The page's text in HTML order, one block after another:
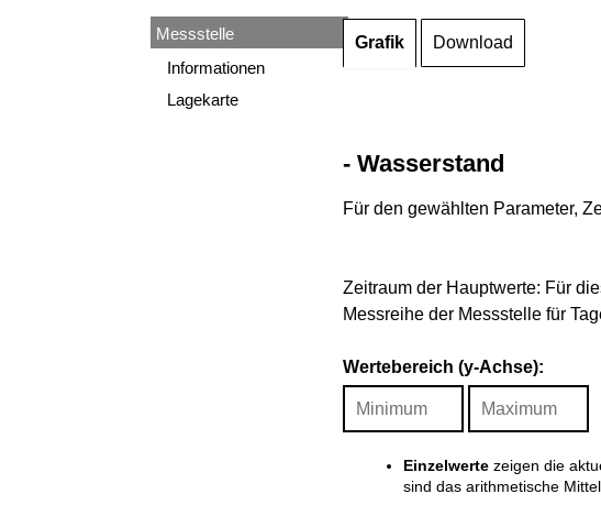
Messstelle
Informationen
Lagekarte
Grafik Download
- Wasserstand
Für den gewählten Parameter,
Zeitraum der Hauptwerte: Für
Messreihe der Messstelle für
Wertebereich (y-Achse):
Einzelwertezeigen die
sind das arithmetische